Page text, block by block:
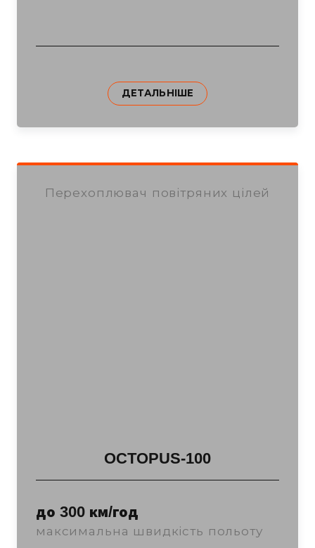
ДЕТАЛЬНІШЕ
Перехоплювач повітряних цілей
OCTOPUS-100
до 300 км/год
максимальна швидкість польоту